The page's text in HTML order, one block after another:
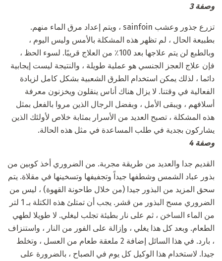
وصفة 3
تزرع جذور وعشب sainfoin ، ويتم إعداد مرق الماء منهم.
بطبيعة الحال ، لم تظهر هذه المشكلة بالأمس وليس اليوم ،
وبالطبع لن يتم علاجها بعد 100٪ من العلاج قريبًا. لسوء الحظ ،
فإن علاج العجز الجنسي هو عملية طويلة ، والنتيجة ليست إيجابية
دائما ، لذلك يمكن استخدام الطرق الشعبية بشكل كامل لزيادة
الفعالية في وقتنا. لا يزال هناك أناس ينقلون ويخزنون معرفة
أسلافهم ، ويبقى الأمل ، وبفضل الرجال الذين مروا بالفعل بمثل
هذه المشكلة ، تصبح العديد من الأسرار بمثابة خلاص لأولئك الذين
يشاركون بجدية في طلب المساعدة في مثل هذه الحالة.
وصفة 4
القديم جدا والعديد من طريقة مجربة. من الضروري أخذ كوبين من
بذور عباد الشمس وشطفها جيداً وتجفيفها وتسخينها في مقلاة. يتم
سحق المزيد من البذور جيدا (من خلال طاحونة القهوة) ، ليس من
الضروري مسح البذور من قشر. يجب أن تمتلئ هذه الكتلة بـ 1 لتر
من الماء الساخن ، ثم على نار بطيئة تجلب ليغلي. لا طويلا لطهي
الطعام. وبعد كل هذا يغلي ، وإزالة على الفور من النار ، واستنزاف
، بارد. في هذا السائل إضافة 2 ملعقة طعام من العسل ، وتخلط
جيدا. لاستخدام هذا الوكيل كل يوم في الصباح ، بالضرورة على